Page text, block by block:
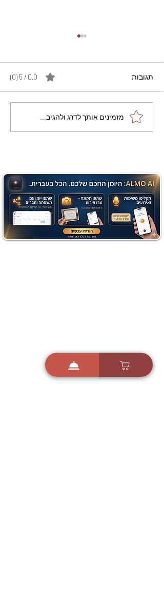
מתכון מנצח עוגת מייפל
שוקולד בחושה וקלה - זיוה
תגובות 0.0 / 5 ‏(0)
מזמינים אותך לדרג ולהגיב...